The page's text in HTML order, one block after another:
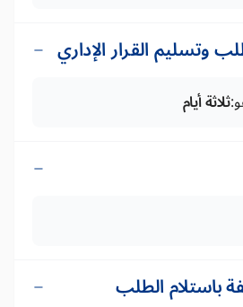
وتسليم القرار الإداري
ثلاثة أيام
باستلام الطلب